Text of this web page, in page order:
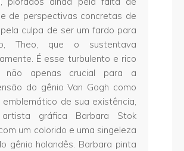
de perspectivas concretas de
culpa de ser um fardo para
Theo, que o sustentava
É esse turbulento e rico
não apenas crucial para a
do gênio Van Gogh como
de sua existência,
gráfica Barbara Stok
um colorido e uma singeleza
gênio holandês. Barbara pinta